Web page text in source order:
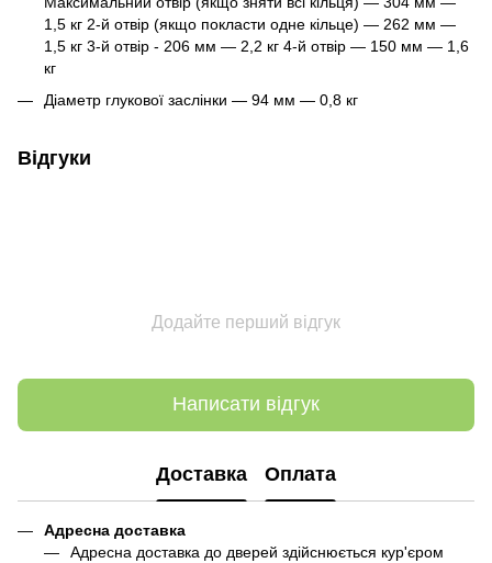
1,5 кг 2-й отвір (якщо покласти одне кільце) — 262 мм —
1,5 кг 3-й отвір - 206 мм — 2,2 кг 4-й отвір — 150 мм — 1,6
кг
Діаметр глукової заслінки — 94 мм — 0,8 кг
Відгуки
Додайте перший відгук
Написати відгук
Доставка Оплата
Адресна доставка
Адресна доставка до дверей здійснюється кур'єром